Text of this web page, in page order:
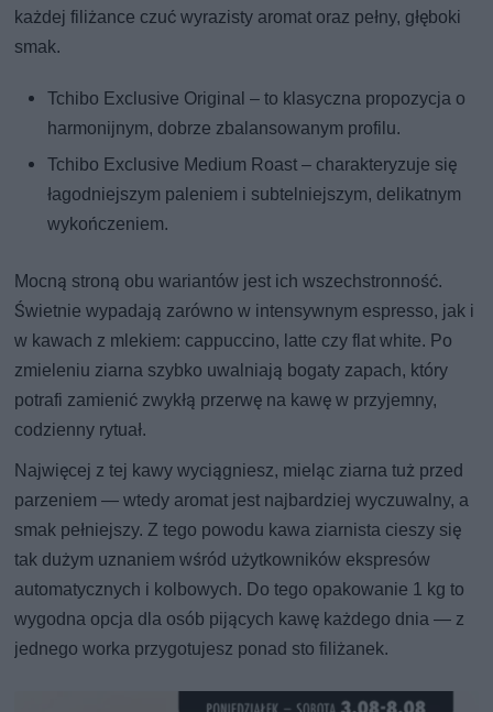
każdej filiżance czuć wyrazisty aromat oraz pełny, głęboki
smak.
Tchibo Exclusive Original – to klasyczna propozycja o
harmonijnym, dobrze zbalansowanym profilu.
Tchibo Exclusive Medium Roast – charakteryzuje się
łagodniejszym paleniem i subtelniejszym, delikatnym
wykończeniem.
Mocną stroną obu wariantów jest ich wszechstronność.
Świetnie wypadają zarówno w intensywnym espresso, jak i
w kawach z mlekiem: cappuccino, latte czy flat white. Po
zmieleniu ziarna szybko uwalniają bogaty zapach, który
potrafi zamienić zwykłą przerwę na kawę w przyjemny,
codzienny rytuał.
Najwięcej z tej kawy wyciągniesz, mieląc ziarna tuż przed
parzeniem — wtedy aromat jest najbardziej wyczuwalny, a
smak pełniejszy. Z tego powodu kawa ziarnista cieszy się
tak dużym uznaniem wśród użytkowników ekspresów
automatycznych i kolbowych. Do tego opakowanie 1 kg to
wygodna opcja dla osób pijących kawę każdego dnia — z
jednego worka przygotujesz ponad sto filiżanek.